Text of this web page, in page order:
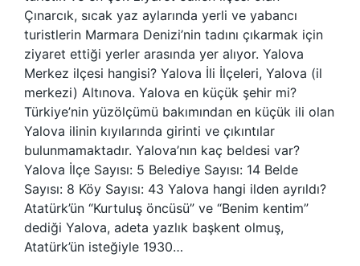
Çınarcık, sıcak yaz aylarında yerli ve yabancı
turistlerin Marmara Denizi’nin tadını çıkarmak için
ziyaret ettiği yerler arasında yer alıyor. Yalova
Merkez ilçesi hangisi? Yalova İli İlçeleri, Yalova (il
merkezi) Altınova. Yalova en küçük şehir mi?
Türkiye’nin yüzölçümü bakımından en küçük ili olan
Yalova ilinin kıyılarında girinti ve çıkıntılar
bulunmamaktadır. Yalova’nın kaç beldesi var?
Yalova İlçe Sayısı: 5 Belediye Sayısı: 14 Belde
Sayısı: 8 Köy Sayısı: 43 Yalova hangi ilden ayrıldı?
Atatürk’ün “Kurtuluş öncüsü” ve “Benim kentim”
dediği Yalova, adeta yazlık başkent olmuş,
Atatürk’ün isteğiyle 1930…